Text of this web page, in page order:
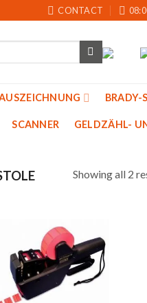
CONTACT
BRADY-
SCANNER GELDZÄHL-
Showing all 2
Auf
die